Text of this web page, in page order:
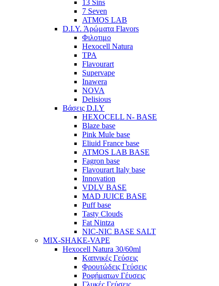
13 Sins
7 Seven
ATMOS LAB
D.I.Y. Άρώματα Flavors
Φιλοτιμο
Hexocell Natura
TPA
Flavourart
Supervape
Inawera
ΝOVA
Delisious
Βάσεις D.I.Y
HEXOCELL N- BASE
Blaze base
Pink Mule base
Eliuid France base
ATMOS LAB BASE
Fagron base
Flavourart Italy base
Innovation
VDLV BASE
MAD JUICE BASE
Puff base
Tasty Clouds
Fat Nintza
NIC-NIC BASE SALT
MIX-SHAKE-VAPE
Hexocell Natura 30/60ml
Kαπνικές Γεύσεις
Φρουτώδεις Γεύσεις
Ροφήματων Γέυσεις
Γλυκές Γεύσεις